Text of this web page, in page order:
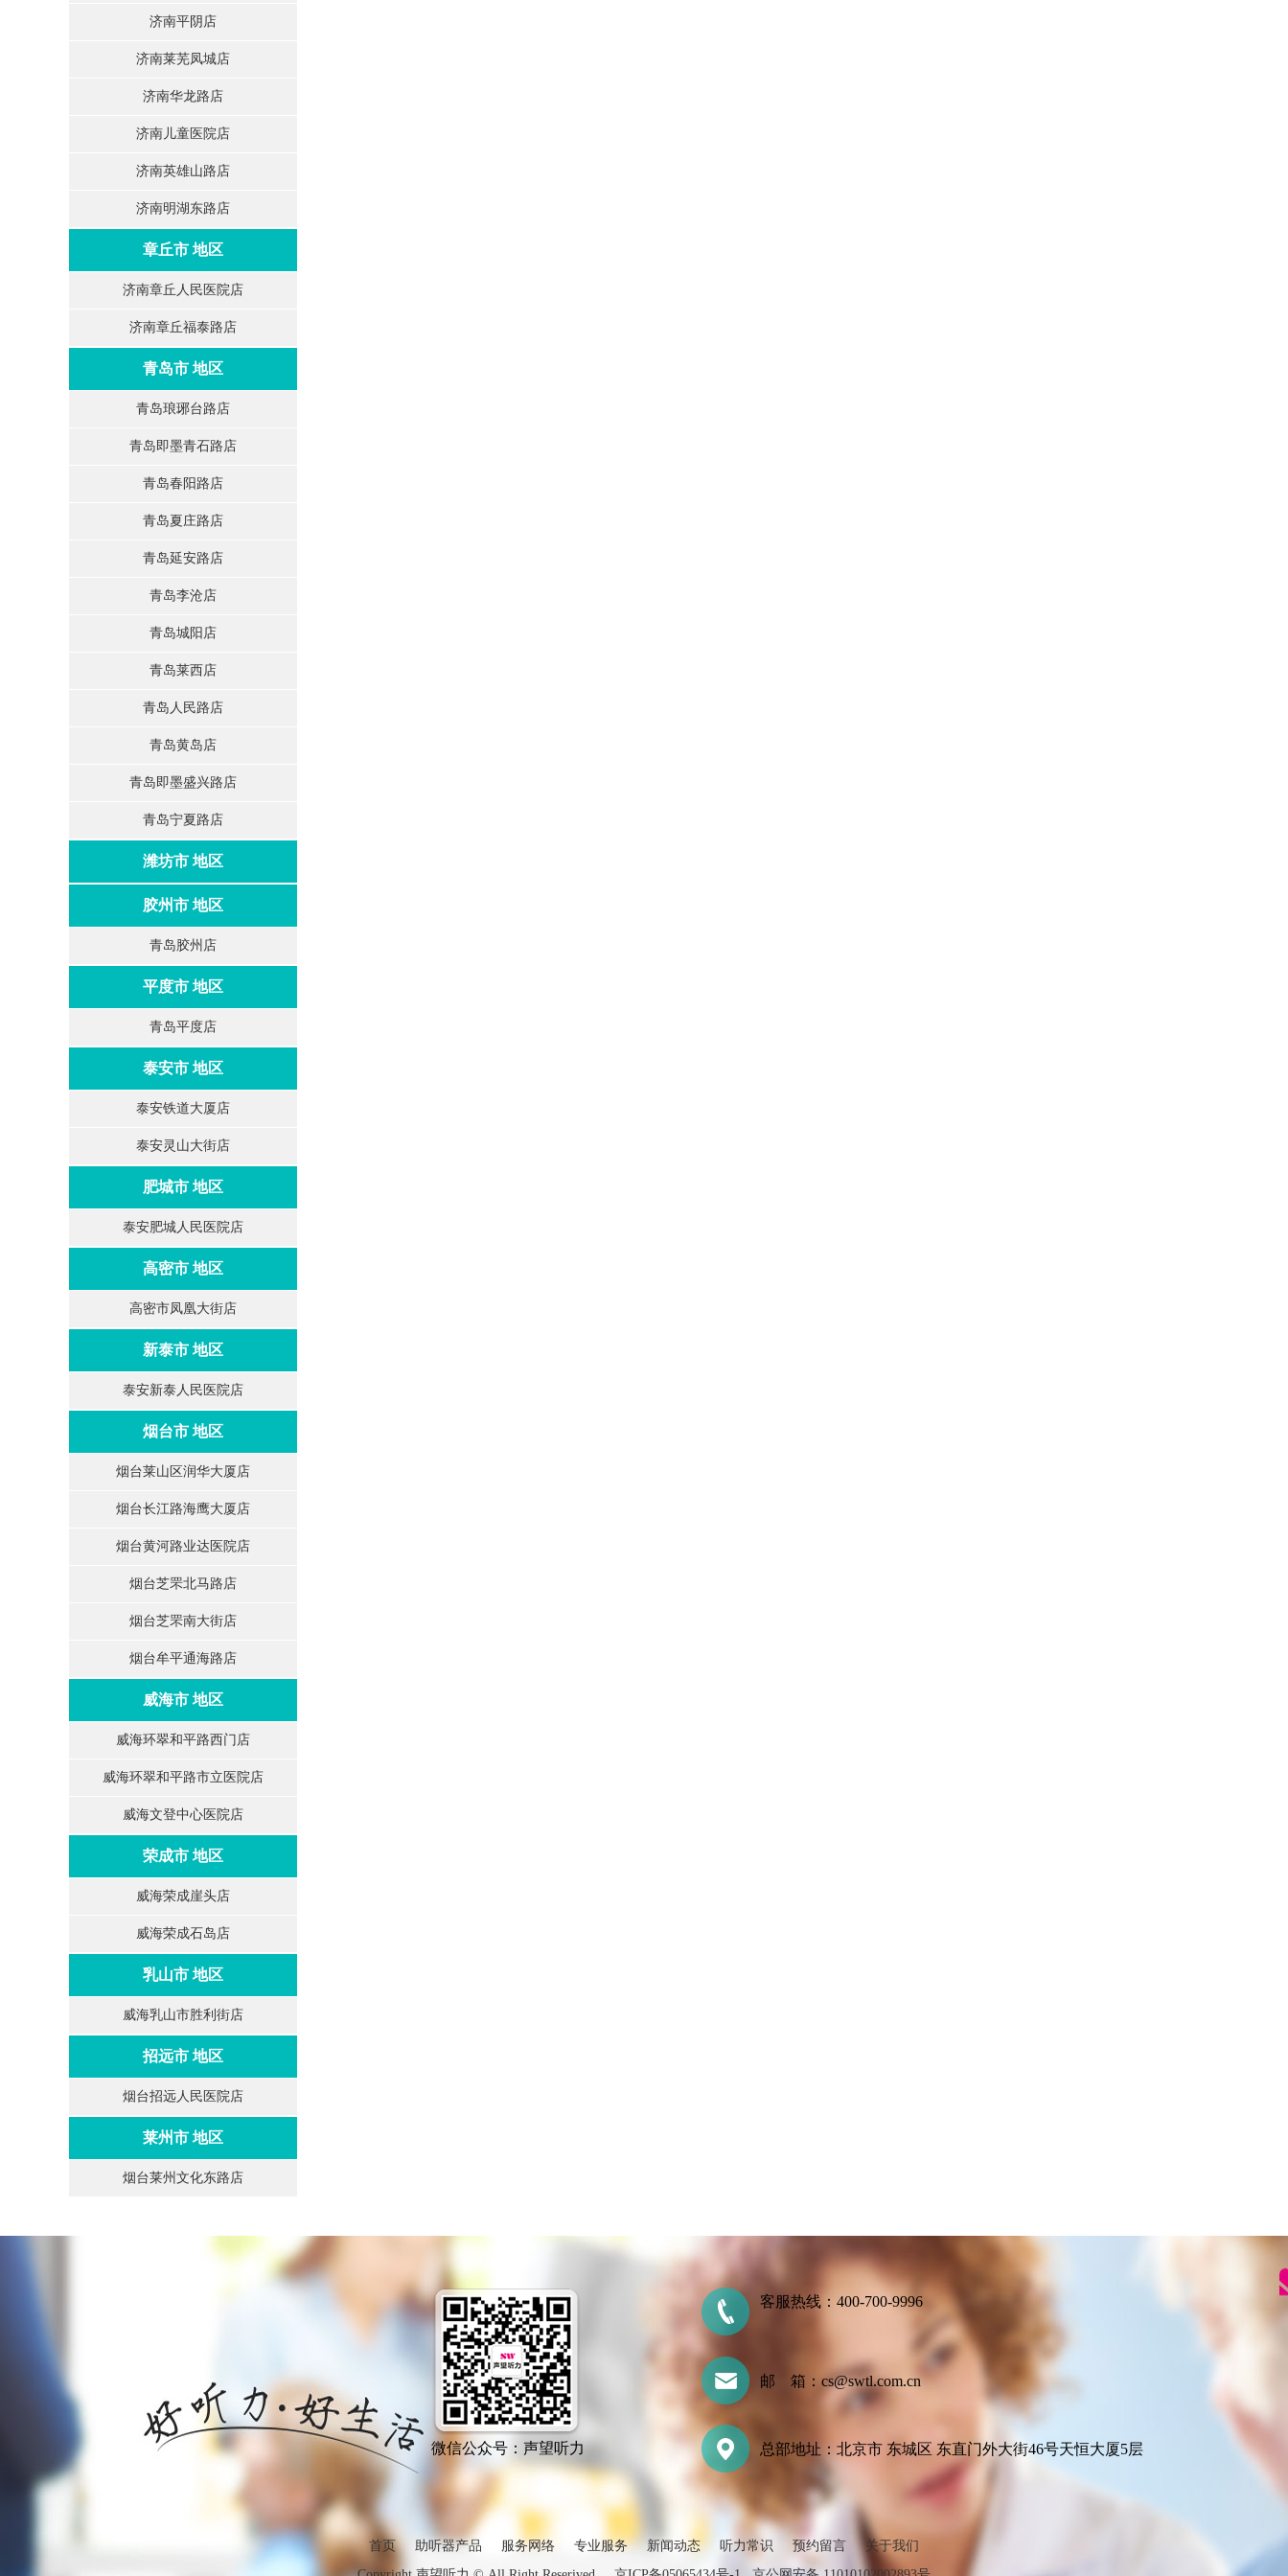
济南平阴店
济南莱芜凤城店
济南华龙路店
济南儿童医院店
济南英雄山路店
济南明湖东路店
章丘市 地区
济南章丘人民医院店
济南章丘福泰路店
青岛市 地区
青岛琅琊台路店
青岛即墨青石路店
青岛春阳路店
青岛夏庄路店
青岛延安路店
青岛李沧店
青岛城阳店
青岛莱西店
青岛人民路店
青岛黄岛店
青岛即墨盛兴路店
青岛宁夏路店
潍坊市 地区
胶州市 地区
青岛胶州店
平度市 地区
青岛平度店
泰安市 地区
泰安铁道大厦店
泰安灵山大街店
肥城市 地区
泰安肥城人民医院店
高密市 地区
高密市凤凰大街店
新泰市 地区
泰安新泰人民医院店
烟台市 地区
烟台莱山区润华大厦店
烟台长江路海鹰大厦店
烟台黄河路业达医院店
烟台芝罘北马路店
烟台芝罘南大街店
烟台牟平通海路店
威海市 地区
威海环翠和平路西门店
威海环翠和平路市立医院店
威海文登中心医院店
荣成市 地区
威海荣成崖头店
威海荣成石岛店
乳山市 地区
威海乳山市胜利街店
招远市 地区
烟台招远人民医院店
莱州市 地区
烟台莱州文化东路店
微信公众号：声望听力
客服热线：400-700-9996
邮 箱：cs@swtl.com.cn
总部地址：北京市 东城区 东直门外大街46号天恒大厦5层
首页 助听器产品 服务网络 专业服务 新闻动态 听力常识 预约留言
关于我们